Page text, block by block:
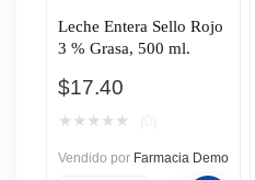
Leche Entera Sello Rojo
3 % Grasa, 500 ml.
$17.40
★ ★ ★ ★ ★
Vendido por Farmacia Demo